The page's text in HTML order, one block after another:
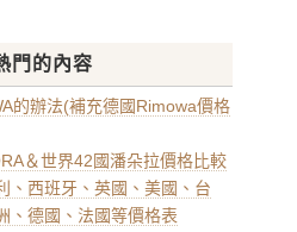
門的內容
的辦法(補充德國Rimowa價格
＆世界42國潘朵拉價格比較
、西班牙、英國、美國、台
、德國、法國等價格表